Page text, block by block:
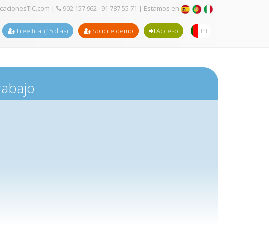
| 902 157 962 · 91 787 55 71 | Estamos en
Free trial (15 dias) Solicite demo Acceso PT